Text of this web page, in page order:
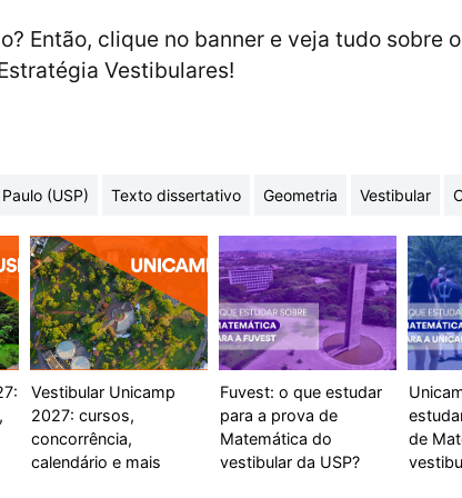
Então, clique no banner e veja tudo sobre
Vestibulares!
(USP) Texto dissertativo Geometria Vestibular
Vestibular Unicamp
2027: cursos,
concorrência,
calendário e mais
Fuvest: o que estudar
para a prova de
Matemática do
vestibular da USP?
de